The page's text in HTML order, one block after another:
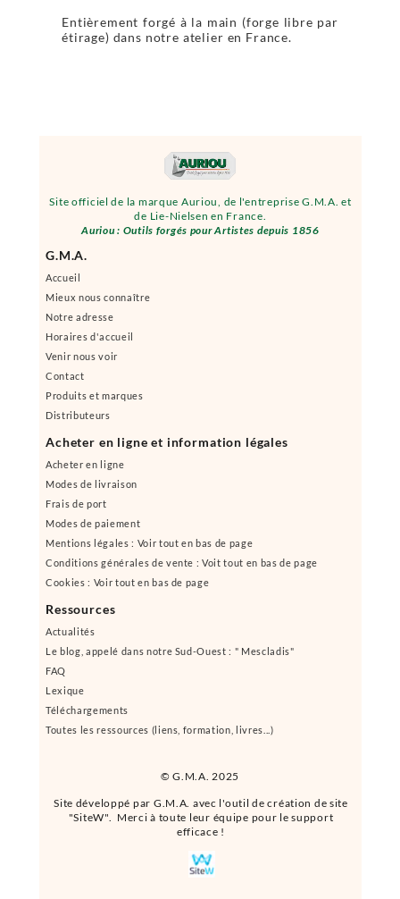
© G.M.A. 2025
Site officiel de la marque Auriou, de l'entreprise G.M.A. et
de Lie-Nielsen en France.
Auriou : Outils forgés pour Artistes depuis 1856
Site développé par G.M.A. avec l'outil de création de site
"SiteW". Merci à toute leur équipe pour le support
efficace !
G.M.A.
Accueil
Mieux nous connaître
Notre adresse
Horaires d'accueil
Venir nous voir
Contact
Produits et marques
Distributeurs
Acheter en ligne et information légales
Acheter en ligne
Modes de livraison
Frais de port
Modes de paiement
Mentions légales : Voir tout en bas de page
Conditions générales de vente : Voit tout en bas de page
Cookies : Voir tout en bas de page
Ressources
Actualités
Le blog, appelé dans notre Sud-Ouest : " Mescladis"
FAQ
Lexique
Téléchargements
Toutes les ressources (liens, formation, livres...)
Entièrement forgé à la main (forge libre par
étirage) dans notre atelier en France.